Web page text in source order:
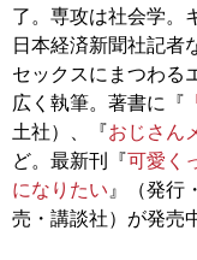
了。専攻は社会学。
日本経済新聞社記者
セックスにまつわる
広く執筆。著書に『
土社）、『おじさん
ど。最新刊『可愛く
になりたい 』（発行
売・講談社）が発売